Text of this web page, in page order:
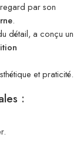
par son
.
détail, a conçu un
et praticité.
: